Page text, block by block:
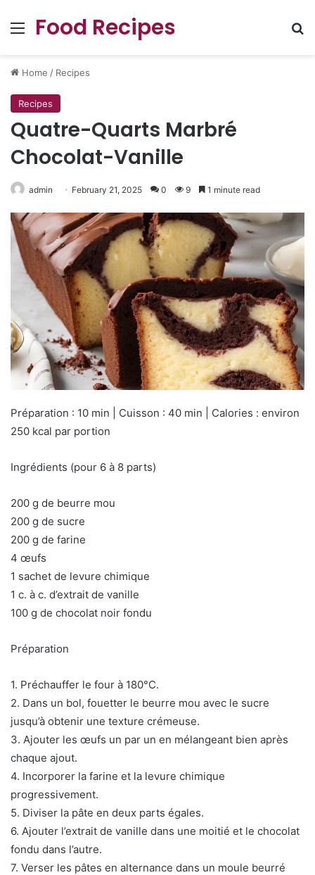
Menu
Food Recipes
Home / Recipes
Recipes
Quatre-Quarts Marbré
Chocolat-Vanille
admin February 21, 2025 0 9 1 minute read
Préparation : 10 min | Cuisson : 40 min | Calories : environ
250 kcal par portion
Ingrédients (pour 6 à 8 parts)
200 g de beurre mou
200 g de sucre
200 g de farine
4 œufs
1 sachet de levure chimique
1 c. à c. d’extrait de vanille
100 g de chocolat noir fondu
Préparation
1. Préchauffer le four à 180°C.
2. Dans un bol, fouetter le beurre mou avec le sucre
jusqu’à obtenir une texture crémeuse.
3. Ajouter les œufs un par un en mélangeant bien après
chaque ajout.
4. Incorporer la farine et la levure chimique
progressivement.
5. Diviser la pâte en deux parts égales.
6. Ajouter l’extrait de vanille dans une moitié et le chocolat
fondu dans l’autre.
7. Verser les pâtes en alternance dans un moule beurré